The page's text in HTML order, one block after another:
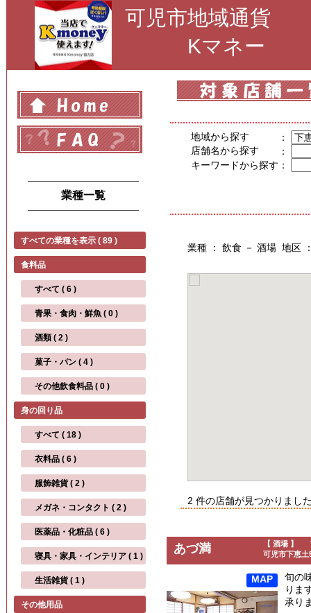
可児市地域通貨
Kマネー
業種一覧
すべての業種を表示 ( 89 )
食料品
すべて ( 6 )
青果・食肉・鮮魚 ( 0 )
酒類 ( 2 )
菓子・パン ( 4 )
その他飲食料品 ( 0 )
身の回り品
すべて ( 18 )
衣料品 ( 6 )
服飾雑貨 ( 2 )
メガネ・コンタクト ( 2 )
医薬品・化粧品 ( 6 )
寝具・家具・インテリア ( 1 )
生活雑貨 ( 1 )
その他用品
地域から探す
：
店舗名から探す
：
キーワードから探す ：
業種 ： 飲食 － 酒場 地区
2 件の店舗が見つかりまし
あづ満 【 酒場 】
可児市下恵土
MAP
旬の
りま
承り